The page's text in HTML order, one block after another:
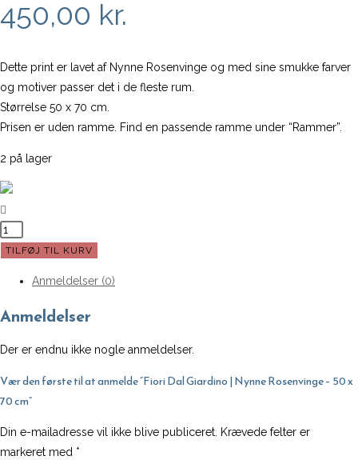
450,00 kr.
Dette print er lavet af Nynne Rosenvinge og med sine smukke farver
og motiver passer det i de fleste rum.
Størrelse 50 x 70 cm.
Prisen er uden ramme. Find en passende ramme under “Rammer”.
2 på lager
Fiori
Dal
Nynne
-
x
70
cm
antal
TILFØJ TIL KURV
Anmeldelser (0)
Anmeldelser
Der er endnu ikke nogle anmeldelser.
Vær den første til at anmelde “Fiori Dal Giardino | Nynne Rosenvinge – 50 x
70 cm”
Din e-mailadresse vil ikke blive publiceret. Krævede felter er
markeret med *